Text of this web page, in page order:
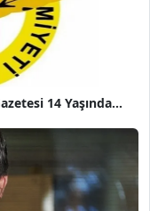
14 Yaşında...